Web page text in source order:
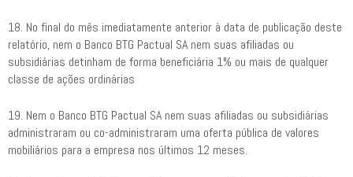
18. No final do mês imediatamente anterior à data de publicação deste
relatório, nem o Banco BTG Pactual SA nem suas afiliadas ou
subsidiárias detinham de forma beneficiária 1% ou mais de qualquer
classe de ações ordinárias
19. Nem o Banco BTG Pactual SA nem suas afiliadas ou subsidiárias
administraram ou co-administraram uma oferta pública de valores
mobiliários para a empresa nos últimos 12 meses.